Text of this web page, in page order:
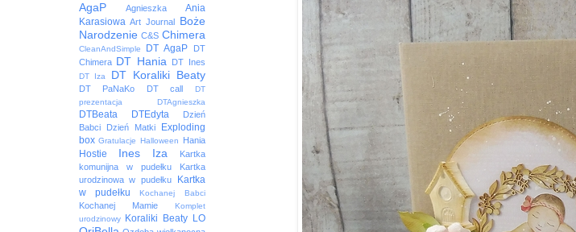
AgaP Agnieszka
Ania
Karasiowa Art Journal
Boże
Narodzenie C&S Chimera
CleanAndSimple DT AgaP
DT
Chimera DT Hania DT Ines
DT Iza DT Koraliki Beaty
DT PaNaKo DT call
DT
prezentacja
DTAgnieszka
DTBeata DTEdyta
Dzień
Babci
Dzień Matki
Exploding
box Gratulacje Halloween Hania
Hostie Ines Iza
Kartka
komunijna w pudełku
Kartka
urodzinowa w pudełku
Kartka
w pudełku
Kochanej Babci
Kochanej Mamie
Komplet
urodzinowy
Koraliki Beaty LO